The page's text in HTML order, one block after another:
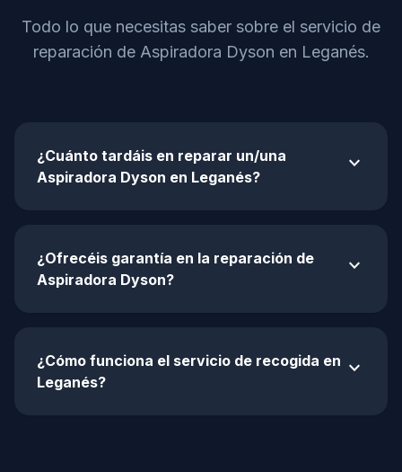
Todo lo que necesitas saber sobre el servicio de
reparación de Aspiradora Dyson en Leganés.
¿Cuánto tardáis en reparar un/una
Aspiradora Dyson en Leganés?
expand_more
¿Ofrecéis garantía en la reparación de
Aspiradora Dyson?
expand_more
¿Cómo funciona el servicio de recogida en
Leganés?
expand_more